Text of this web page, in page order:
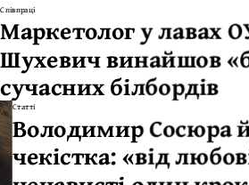
Співпраці
Маркетолог у лавах
Шухевич винайшов
сучасних білбордів
Статті
Володимир Сосюра
чекістка: «від